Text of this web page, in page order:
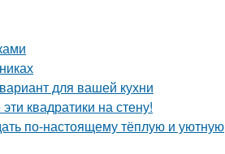
для вашей кухни
квадратики на стену!
по-настоящему тёплую и уютную